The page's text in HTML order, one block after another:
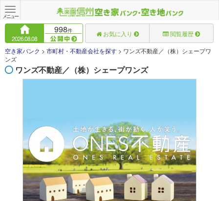
Toggle
navigation
メニュー
2026.08.08
998件 お気に入り 閲覧履歴
空き家バンク > 市町村・不動産会社を探す > ワンズ不動産／（株）シェープワ
ンズ
ワンズ不動産／（株）シェープワンズ